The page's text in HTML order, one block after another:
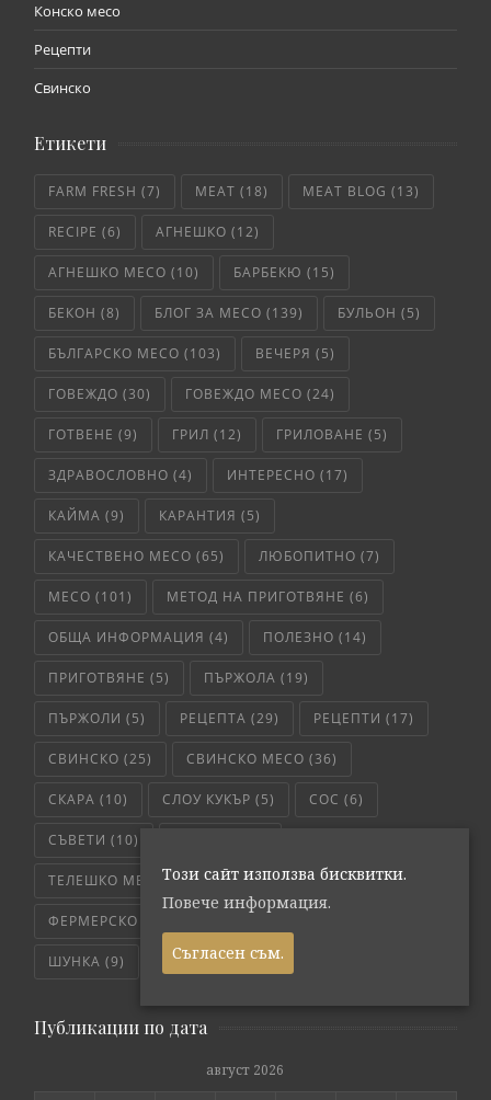
Конско месо
Рецепти
Свинско
Етикети
FARM FRESH (7) MEAT (18) MEAT BLOG (13)
RECIPE (6) АГНЕШКО (12)
АГНЕШКО МЕСО (10) БАРБЕКЮ (15)
БЕКОН (8) БЛОГ ЗА МЕСО (139) БУЛЬОН (5)
БЪЛГАРСКО МЕСО (103) ВЕЧЕРЯ (5)
ГОВЕЖДО (30) ГОВЕЖДО МЕСО (24)
ГОТВЕНЕ (9) ГРИЛ (12) ГРИЛОВАНЕ (5)
ЗДРАВОСЛОВНО (4) ИНТЕРЕСНО (17)
КАЙМА (9) КАРАНТИЯ (5)
КАЧЕСТВЕНО МЕСО (65) ЛЮБОПИТНО (7)
МЕСО (101) МЕТОД НА ПРИГОТВЯНЕ (6)
ОБЩА ИНФОРМАЦИЯ (4) ПОЛЕЗНО (14)
ПРИГОТВЯНЕ (5) ПЪРЖОЛА (19)
ПЪРЖОЛИ (5) РЕЦЕПТА (29) РЕЦЕПТИ (17)
СВИНСКО (25) СВИНСКО МЕСО (36)
СКАРА (10) СЛОУ КУКЪР (5) СОС (6)
СЪВЕТИ (10)
ТЕЛЕШКО МЕСО(6) ТРИКОВЕ(8)
ФЕРМЕРСКО СВЕЖО
ШУНКА (9) ЯХНИЯ(5)
Публикации по дата
август 2026
Този сайт използва бисквитки.
Повече информация.
Съгласен съм.